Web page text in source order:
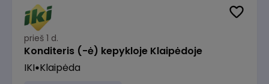
prieš 1 d.
Konditeris (-ė) kepykloje Klaipėdoje
IKI Klaipėda